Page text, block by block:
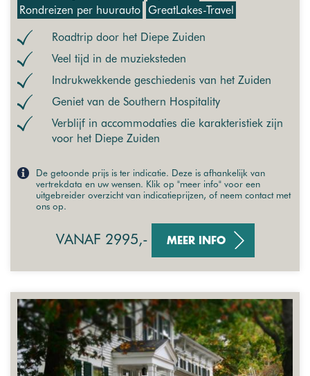
Rondreizen per huurauto GreatLakes-Travel
Roadtrip door het Diepe Zuiden
Veel tijd in de muzieksteden
Indrukwekkende geschiedenis van het Zuiden
Geniet van de Southern Hospitality
Verblijf in accommodaties die karakteristiek zijn
voor het Diepe Zuiden
De getoonde prijs is ter indicatie. Deze is afhankelijk van
vertrekdata en uw wensen. Klik op "meer info" voor een
uitgebreider overzicht van indicatieprijzen, of neem contact met
ons op.
VANAF 2995,- MEER INFO